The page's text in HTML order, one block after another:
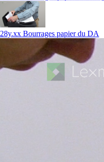
28y.xx Bourrages papier du DA